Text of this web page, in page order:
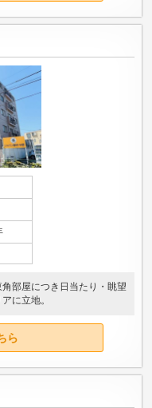
部屋につき日当たり・眺望
に立地。
ら